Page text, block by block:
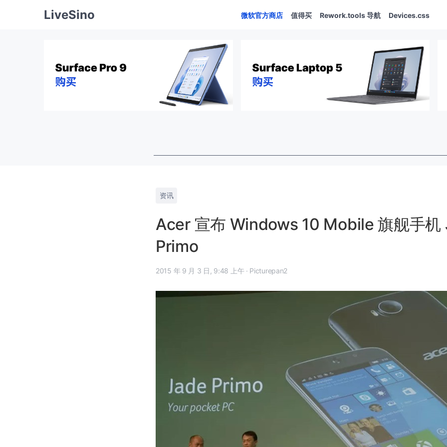
LiveSino 微软官方商店 值得买 Rework.tools 导航 Devices.css
资讯
Acer 宣布 Windows 10 Mobile 旗舰手机
Primo
2015 年 9 月 3 日, 9:48 上午 · Picturepan2